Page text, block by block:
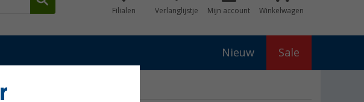
Filialen Verlanglijstje Mijn account Winkelwagen
Nieuw Sale
connector 4 stuks